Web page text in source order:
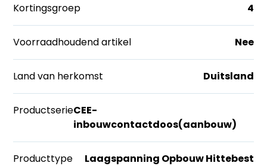
Kortingsgroep 4
Voorraadhoudend artikel Nee
Land van herkomst Duitsland
ProductserieCEE-
inbouwcontactdoos(aanbouw)
Producttype Laagspanning Opbouw Hittebest